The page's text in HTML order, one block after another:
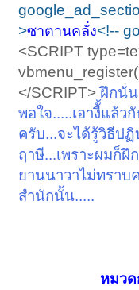
>ซาตานคลั่ง<!--
<SCRIPT
</SCRIPT>ฝึกนั่
พอใจ.....เอางีั้แล้ว
ครับ...จะได้รู้วิธีป
ฤาษี...เพราะผมก็
ยานนาวาไม่ทราบ
สำนักนั้น.....
หมวด